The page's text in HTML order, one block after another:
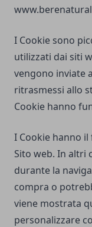
I Cookie sono
utilizzati dai siti
vengono inviate
ritrasmessi allo
Cookie hanno
I Cookie hanno
Sito web. In altri
durante la
compra o
viene mostrata
personalizzare